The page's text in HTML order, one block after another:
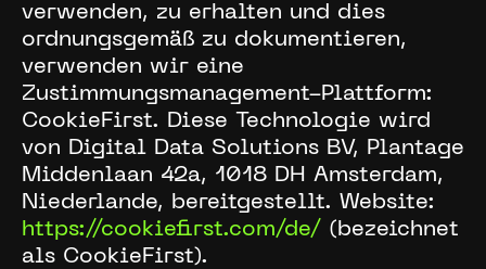
verwenden, zu erhalten und dies
ordnungsgemäß zu dokumentieren,
verwenden wir eine
Zustimmungsmanagement-Plattform:
CookieFirst. Diese Technologie wird
von Digital Data Solutions BV, Plantage
Middenlaan 42a, 1018 DH Amsterdam,
Niederlande, bereitgestellt. Website:
https://cookiefirst.com/de/ (bezeichnet
als CookieFirst).